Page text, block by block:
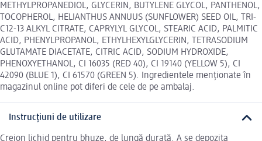
METHYLPROPANEDIOL, GLYCERIN, BUTYLENE GLYCOL, PANTHENOL,
TOCOPHEROL, HELIANTHUS ANNUUS (SUNFLOWER) SEED OIL, TRI-
C12-13 ALKYL CITRATE, CAPRYLYL GLYCOL, STEARIC ACID, PALMITIC
ACID, PHENYLPROPANOL, ETHYLHEXYLGLYCERIN, TETRASODIUM
GLUTAMATE DIACETATE, CITRIC ACID, SODIUM HYDROXIDE,
PHENOXYETHANOL, CI 16035 (RED 40), CI 19140 (YELLOW 5), CI
42090 (BLUE 1), CI 61570 (GREEN 5). Ingredientele menționate în
magazinul online pot diferi de cele de pe ambalaj.
Instrucțiuni de utilizare
Creion lichid pentru bhuze, de lungă durată. A se depozita